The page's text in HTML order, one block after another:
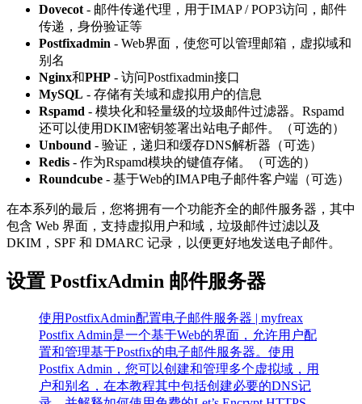
Dovecot - 邮件传递代理，用于IMAP / POP3访问，邮件
传递，身份验证等
Postfixadmin - Web界面，使您可以管理邮箱，虚拟域和
别名
Nginx和PHP - 访问Postfixadmin接口
MySQL - 存储有关域和虚拟用户的信息
Rspamd - 模块化和轻量级的垃圾邮件过滤器。Rspamd
还可以使用DKIM密钥签署出站电子邮件。（可选的）
Unbound - 验证，递归和缓存DNS解析器（可选）
Redis - 作为Rspamd模块的键值存储。（可选的）
Roundcube - 基于Web的IMAP电子邮件客户端（可选）
在本系列的最后，您将拥有一个功能齐全的邮件服务器，其中
包含 Web 界面，支持虚拟用户和域，垃圾邮件过滤以及
DKIM，SPF 和 DMARC 记录，以便更好地发送电子邮件。
设置 PostfixAdmin 邮件服务器
使用PostfixAdmin配置电子邮件服务器 | myfreax
Postfix Admin是一个基于Web的界面，允许用户配
置和管理基于Postfix的电子邮件服务器。使用
Postfix Admin，您可以创建和管理多个虚拟域，用
户和别名，在本教程其中包括创建必要的DNS记